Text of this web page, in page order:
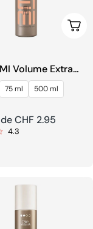
Volume Extra
de
75 ml 500 ml
CHF 2.95
4.3